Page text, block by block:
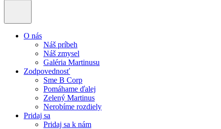
O nás
Náš príbeh
Náš zmysel
Galéria Martinusu
Zodpovednosť
Sme B Corp
Pomáhame ďalej
Zelený Martinus
Nerobíme rozdiely
Pridaj sa
Pridaj sa k nám